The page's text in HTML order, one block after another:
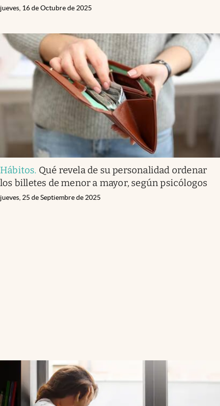
jueves, 16 de Octubre de 2025
Hábitos. Qué revela de su personalidad ordenar
los billetes de menor a mayor, según psicólogos
jueves, 25 de Septiembre de 2025